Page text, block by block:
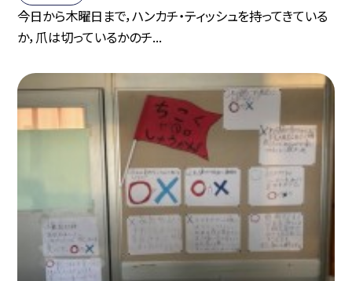
今日から木曜日まで，ハンカチ・ティッシュを持ってきている
か，爪は切っているかのチ...